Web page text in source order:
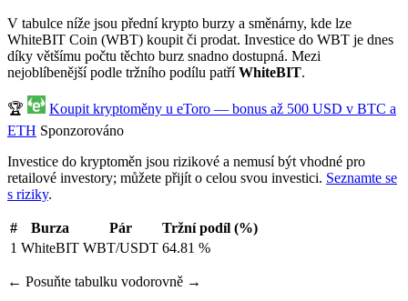
V tabulce níže jsou přední krypto burzy a směnárny, kde lze
WhiteBIT Coin (WBT) koupit či prodat. Investice do WBT je dnes
díky většímu počtu těchto burz snadno dostupná. Mezi
nejoblíbenější podle tržního podílu patříWhiteBIT.
🏆
Koupit kryptoměny u eToro — bonus až 500 USD v BTC a
ETH Sponzorováno
Investice do kryptoměn jsou rizikové a nemusí být vhodné pro
retailové investory; můžete přijít o celou svou investici. Seznamte se
s riziky.
# Burza Pár
Tržní podíl (%)
1 WhiteBIT WBT/USDT 64.81 %
← Posuňte tabulku vodorovně →